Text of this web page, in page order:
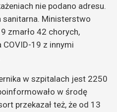
nie podano adresu.
sanitarna. Ministerstwo
zmarło 42 chorych,
19 z innymi
w szpitalach jest 2250
w środę
przekazał też, że od 13